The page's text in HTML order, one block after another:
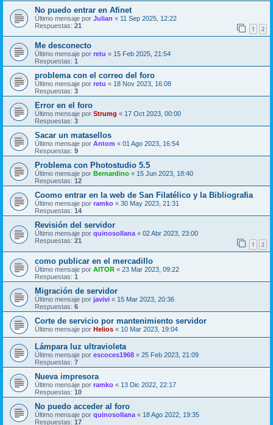
No puedo entrar en Afinet
Último mensaje por Julian « 11 Sep 2025, 12:22
Respuestas: 21 1 2
Me desconecto
Último mensaje por retu « 15 Feb 2025, 21:54
Respuestas: 1
problema con el correo del foro
Último mensaje por retu « 18 Nov 2023, 16:08
Respuestas: 3
Error en el foro
Último mensaje por Strumg « 17 Oct 2023, 00:00
Respuestas: 3
Sacar un matasellos
Último mensaje por Antom « 01 Ago 2023, 16:54
Respuestas: 9
Problema con Photostudio 5.5
Último mensaje por Bernardino « 15 Jun 2023, 18:40
Respuestas: 12
Coomo entrar en la web de San Filatélico y la Bibliografia
Último mensaje por ramko « 30 May 2023, 21:31
Respuestas: 14
Revisión del servidor
Último mensaje por quinosollana « 02 Abr 2023, 23:00
Respuestas: 21 1 2
como publicar en el mercadillo
Último mensaje por AITOR « 23 Mar 2023, 09:22
Respuestas: 1
Migración de servidor
Último mensaje por javivi « 15 Mar 2023, 20:36
Respuestas: 6
Corte de servicio por mantenimiento servidor
Último mensaje por Helios « 10 Mar 2023, 19:04
Lámpara luz ultravioleta
Último mensaje por escoces1968 « 25 Feb 2023, 21:09
Respuestas: 7
Nueva impresora
Último mensaje por ramko « 13 Dic 2022, 22:17
Respuestas: 10
No puedo acceder al foro
Último mensaje por quinosollana « 18 Ago 2022, 19:35
Respuestas: 17